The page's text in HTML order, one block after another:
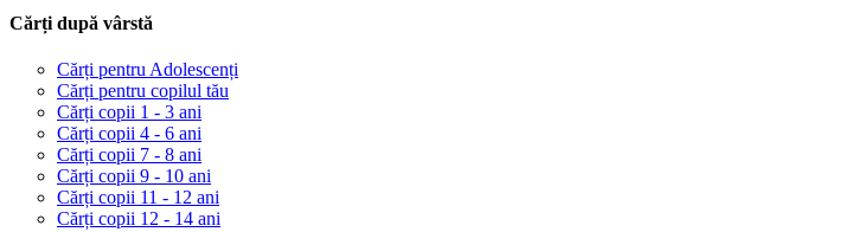
Cărți după vârstă
Cărți pentru Adolescenți
Cărți pentru copilul tău
Cărți copii 1 - 3 ani
Cărți copii 4 - 6 ani
Cărți copii 7 - 8 ani
Cărți copii 9 - 10 ani
Cărți copii 11 - 12 ani
Cărți copii 12 - 14 ani